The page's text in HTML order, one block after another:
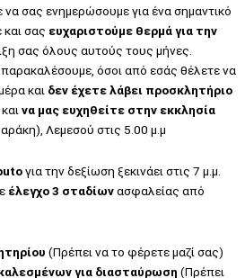
σας ενημερώσουμε για ένα σημαντικό
και σας ευχαριστούμε θερμά για την
σας όλους αυτούς τους μήνες.
όσοι από εσάς θέλετε να
και δεν έχετε λάβει προσκλητήριο
να μας ευχηθείτε στην εκκλησία
Λεμεσού στις 5.00 μ.μ
για την δεξίωση ξεκινάει στις 7 μ.μ.
έλεγχο 3 σταδίωνασφαλείας από
(Πρέπει να το φέρετε μαζί σας)
για διασταύρωση (Πρέπει